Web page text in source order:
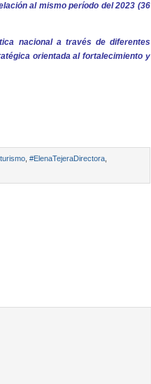
al mismo período del 2023 (36
nacional a través de diferentes
orientada al fortalecimiento y
#ElenaTejeraDirectora